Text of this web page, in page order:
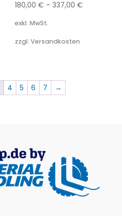
180,00€ –337,00€
exkl. MwSt.
zzgl. Versandkosten
4 5 6 7 →